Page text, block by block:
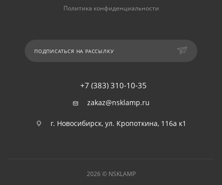
Политика конфиденциальности
ПОДПИСАТЬСЯ НА РАССЫЛКУ
+7 (383) 310-10-35
zakaz@nsklamp.ru
г. Новосибирск, ул. Кропоткина, 116а к1
2026 © NSKLAMP